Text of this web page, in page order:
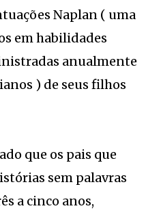
Naplan ( uma
em habilidades
anualmente
) de seus filhos
que os pais que
sem palavras
a cinco anos,